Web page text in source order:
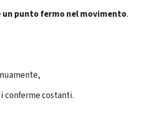
un punto fermo nel movimento.
conferme costanti.